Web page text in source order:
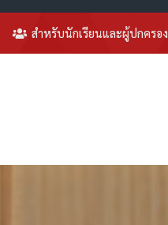
สำหรับนักเรียนและผู้ปกครอง